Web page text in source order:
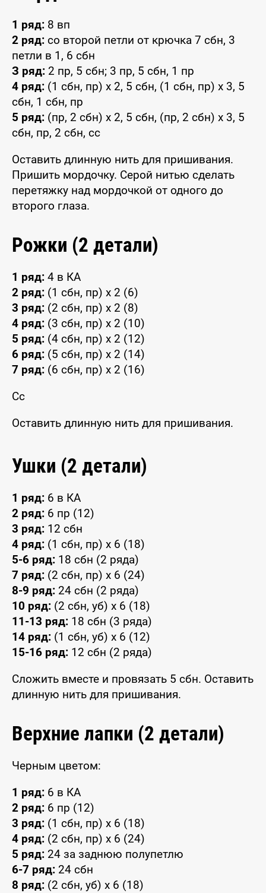
1 ряд: 8 вп
2 ряд: со второй петли от крючка 7 сбн, 3
петли в 1, 6 сбн
З ряд: 2 пр, 5 сбн; 3 пр, 5 сбн, 1 пр
4 ряд: (1 сбн, пр) x 2, 5 сбн, (1 сбн, пр) x 3, 5
сбн, 1 сбн, пр
5 ряд: (пр, 2 сбн) x 2, 5 сбн, (пр, 2 сбн) x 3, 5
сбн, пр, 2 сбн, сс
Оставить длинную нить для пришивания.
Пришить мордочку. Серой нитью сделать
перетяжку над мордочкой от одного до
второго глаза.
Рожки (2 детали)
1 ряд: 4 в КА
2 ряд: (1 сбн, пр) x 2 (6)
3 ряд: (2 сбн, пр) x 2 (8)
4 ряд: (3 сбн, пр) x 2 (10)
5 ряд: (4 сбн, пр) x 2 (12)
6 ряд: (5 сбн, пр) x 2 (14)
7 ряд: (6 сбн, пр) x 2 (16)
Сс
Оставить длинную нить для пришивания.
Ушки (2 детали)
1 ряд: 6 в КА
2 ряд: 6 пр (12)
3 ряд: 12 сбн
4 ряд: (1 сбн, пр) x 6 (18)
5-6 ряд: 18 сбн (2 ряда)
7 ряд: (2 сбн, пр) x 6 (24)
8-9 ряд: 24 сбн (2 ряда)
10 ряд: (2 сбн, уб) x 6 (18)
11-13 ряд: 18 сбн (3 ряда)
14 ряд: (1 сбн, уб) x 6 (12)
15-16 ряд: 12 сбн (2 ряда)
Сложить вместе и провязать 5 сбн. Оставить
длинную нить для пришивания.
Верхние лапки (2 детали)
Черным цветом:
1 ряд: 6 в КА
2 ряд: 6 пр (12)
3 ряд: (1 сбн, пр) x 6 (18)
4 ряд: (2 сбн, пр) x 6 (24)
5 ряд: 24 за заднюю полупетлю
6-7 ряд: 24 сбн
8 ряд: (2 сбн, уб) x 6 (18)